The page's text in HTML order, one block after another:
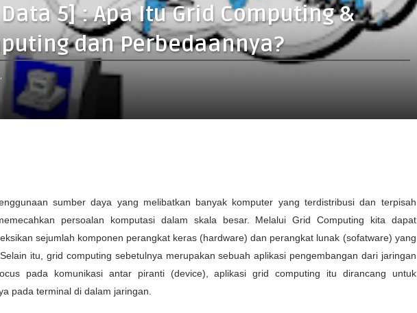
5] : Apa Itu Grid Computing &
dan Perbedaannya?
sumber daya yang melibatkan banyak komputer yang terdistribusi dan terpisah
persoalan komputasi dalam skala besar. Melalui Grid Computing kita dapat
sejumlah komponen perangkat keras (hardware) dan perangkat lunak (sofatware) yang
itu, grid computing sebetulnya merupakan sebuah aplikasi pengembangan dari jaringan
pada komunikasi antar piranti (device), aplikasi grid computing itu dirancang untuk
pada terminal di dalam jaringan.